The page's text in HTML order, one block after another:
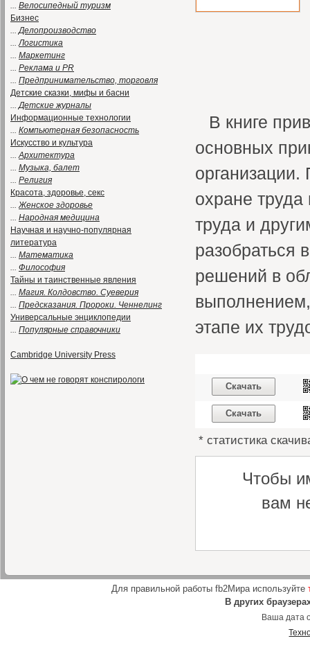
... Велосипедный туризм
Бизнес
...Делопроизводство
...Логистика
... Маркетинг
... Реклама и PR
... Предпринимательство, торговля
Детские сказки, мифы и басни
...Детские журналы
Информационные технологии
... Компьютерная безопасность
Искусство и культура
...Архитектура
... Музыка, балет
... Религия
Красота, здоровье, секс
...Женское здоровье
... Народная медицина
Научная и научно-популярная
литература
... Математика
... Философия
Тайны и таинственные явления
... Магия. Колдовство. Суеверия
... Предсказания. Пророки. Ченнелинг
Универсальные энциклопедии
... Популярные справочники
Cambridge University Press
В книге
основных
охране
труда и
разобраться
решений в
этапе их
Скачать
Скачать
* статистика
Чтобы
вам
Для правильной работы fb2Мира используйте
В других
Ваша дата